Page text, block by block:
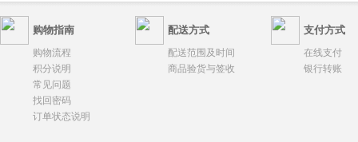
购物指南 配送方式 支付方式
购物流程
积分说明
常见问题
找回密码
订单状态说明
配送范围及时间
商品验货与签收
在线支付
银行转账